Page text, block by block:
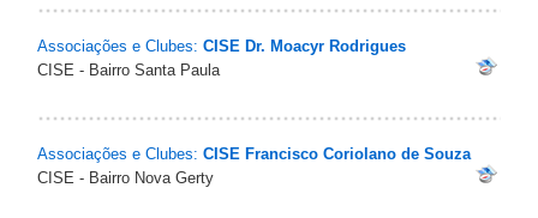
Associações e Clubes: CISE Dr. Moacyr Rodrigues
CISE - Bairro Santa Paula
Associações e Clubes: CISE Francisco Coriolano de Souza
CISE - Bairro Nova Gerty